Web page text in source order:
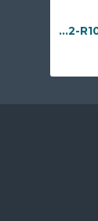
EZVIZ CS-CB2-R100-2D2WF HW 4G